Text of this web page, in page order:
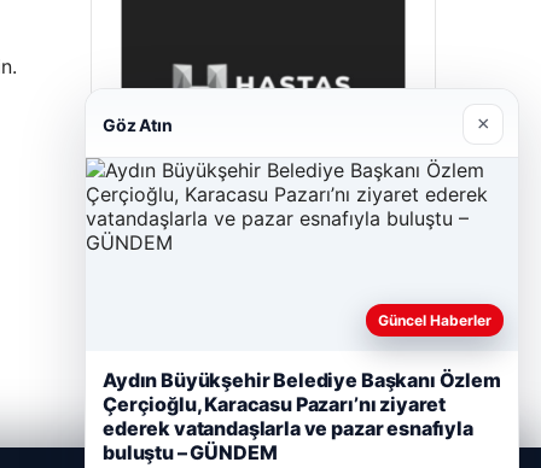
Göz Atın ×
Güncel Haberler
Aydın Büyükşehir Belediye Başkanı Özlem
Çerçioğlu, Karacasu Pazarı’nı ziyaret
ederek vatandaşlarla ve pazar esnafıyla
buluştu – GÜNDEM